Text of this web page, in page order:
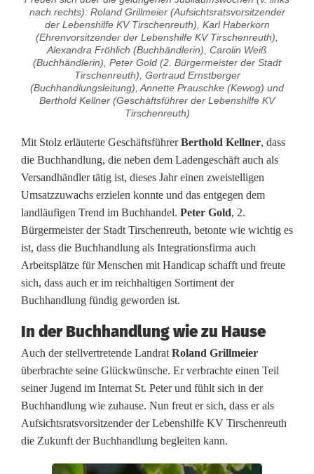
n
i
l
ä
u
m
s
o
c
h
e
n
nach rechts): Roland Grillmeier (Aufsichtsratsvorsitzender
der Lebenshilfe KV Tirschenreuth), Karl Haberkorn
(Ehrenvorsitzender der Lebenshilfe KV Tirschenreuth),
Alexandra Fröhlich (Buchhändlerin), Carolin Weiß
(Buchhändlerin), Peter Gold (2. Bürgermeister der Stadt
Tirschenreuth), Gertraud Ernstberger
(Buchhandlungsleitung), Annette Prauschke (Kewog) und
Berthold Kellner (Geschäftsführer der Lebenshilfe KV
Tirschenreuth)
Mit Stolz erläuterte GeschäftsführerBerthold Kellner, dass
die Buchhandlung, die neben dem Ladengeschäft auch als
Versandhändler tätig ist, dieses Jahr einen zweistelligen
Umsatzzuwachs erzielen konnte und das entgegen dem
landläufigen Trend im Buchhandel. Peter Gold, 2.
Bürgermeister der Stadt Tirschenreuth, betonte wie wichtig es
ist, dass die Buchhandlung als Integrationsfirma auch
Arbeitsplätze für Menschen mit Handicap schafft und freute
sich, dass auch er im reichhaltigen Sortiment der
Buchhandlung fündig geworden ist.
In der Buchhandlung wie zu Hause
Auch der stellvertretende Landrat Roland Grillmeier
überbrachte seine Glückwünsche. Er verbrachte einen Teil
seiner Jugend im Internat St. Peter und fühlt sich in der
Buchhandlung wie zuhause. Nun freut er sich, dass er als
Aufsichtsratsvorsitzender der Lebenshilfe KV Tirschenreuth
die Zukunft der Buchhandlung begleiten kann.